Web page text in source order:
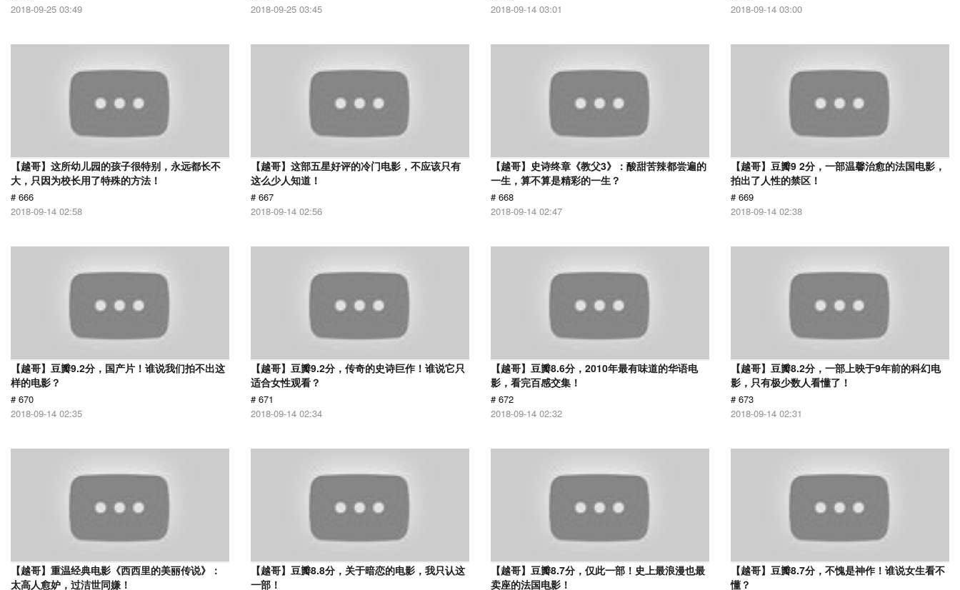
2018-09-25 03:49
2018-09-25 03:45
2018-09-14 03:01
2018-09-14 03:00
【越哥】这所幼儿园的孩子很特别，永远都长不
大，只因为校长用了特殊的方法！
# 666
2018-09-14 02:58
【越哥】这部五星好评的冷门电影，不应该只有
这么少人知道！
# 667
2018-09-14 02:56
【越哥】史诗终章《教父3》：酸甜苦辣都尝遍的
一生，算不算是精彩的一生？
# 668
2018-09-14 02:47
【越哥】豆瓣9 2分，一部温馨治愈的法国电影，
拍出了人性的禁区！
# 669
2018-09-14 02:38
【越哥】豆瓣9.2分，国产片！谁说我们拍不出这
样的电影？
# 670
2018-09-14 02:35
【越哥】豆瓣9.2分，传奇的史诗巨作！谁说它只
适合女性观看？
# 671
2018-09-14 02:34
【越哥】豆瓣8.6分，2010年最有味道的华语电
影，看完百感交集！
# 672
2018-09-14 02:32
【越哥】豆瓣8.2分，一部上映于9年前的科幻电
影，只有极少数人看懂了！
# 673
2018-09-14 02:31
【越哥】重温经典电影《西西里的美丽传说》：
太高人愈妒，过洁世同嫌！
【越哥】豆瓣8.8分，关于暗恋的电影，我只认这
一部！
【越哥】豆瓣8.7分，仅此一部！史上最浪漫也最
卖座的法国电影！
【越哥】豆瓣8.7分，不愧是神作！谁说女生看不
懂？